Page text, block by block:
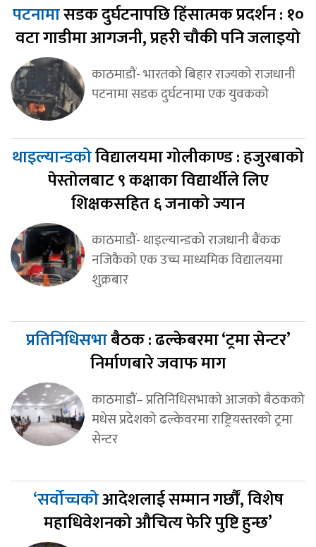
पटनामासडक दुर्घटनापछि हिंसात्मक प्रदर्शन : १०
वटा गाडीमा आगजनी, प्रहरी चौकी पनि जलाइयो
काठमाडौं- भारतको बिहार राज्यको राजधानी
पटनामा सडक दुर्घटनामा एक युवकको
थाइल्यान्डकोविद्यालयमा गोलीकाण्ड : हजुरबाको
पेस्तोलबाट ९ कक्षाका विद्यार्थीले लिए
शिक्षकसहित ६ जनाको ज्यान
काठमाडौं- थाइल्यान्डको राजधानी बैंकक
नजिकैको एक उच्च माध्यमिक विद्यालयमा
शुक्रबार
प्रतिनिधिसभाबैठक : ढल्केबरमा ‘ट्रमा सेन्टर’
निर्माणबारे जवाफ माग
काठमाडौं– प्रतिनिधिसभाको आजको बैठकको
मधेस प्रदेशको ढल्केवरमा राष्ट्रियस्तरको ट्रमा
सेन्टर
‘सर्वोच्चकोआदेशलाई सम्मान गर्छौं, विशेष
महाधिवेशनको औचित्य फेरि पुष्टि हुन्छ’